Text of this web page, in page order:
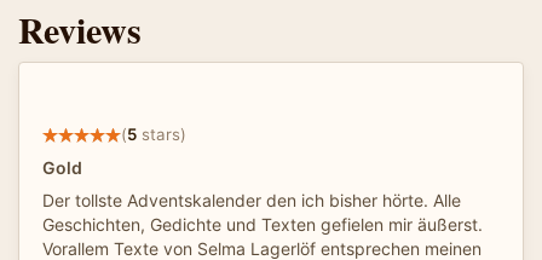
Reviews
(5 stars)
Gold
Der tollste Adventskalender den ich bisher hörte. Alle
Geschichten, Gedichte und Texten gefielen mir äußerst.
Vorallem Texte von Selma Lagerlöf entsprechen meinen